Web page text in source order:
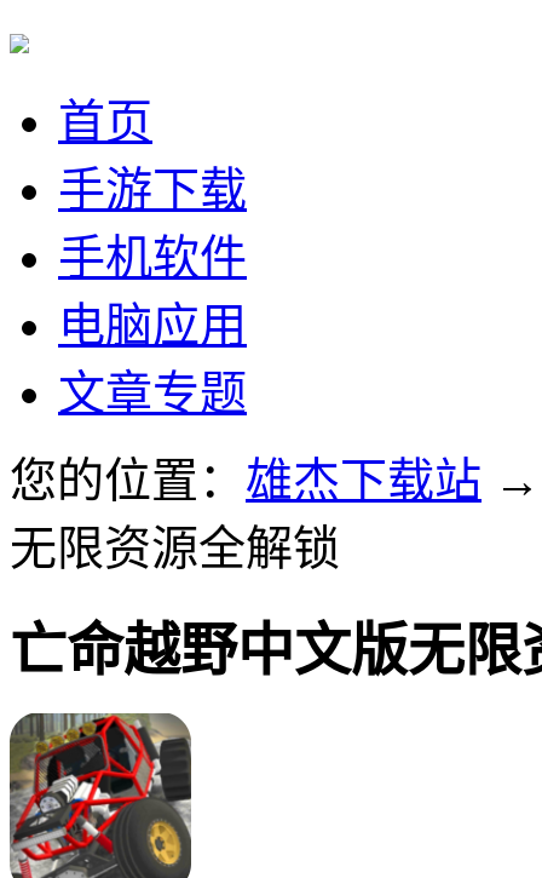
首页
手游下载
手机软件
电脑应用
文章专题
您的位置： 雄杰下载站
无限资源全解锁
亡命越野中文版无限